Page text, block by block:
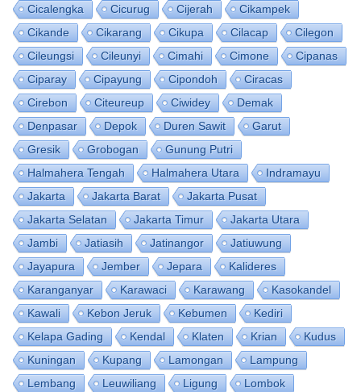
Cicalengka
Cicurug Cijerah
Cikampek
Cikande
Cikarang Cikupa Cilacap
Cilegon
Cileungsi
Cileunyi Cimahi Cimone
Cipanas
Ciparay
Cipayung Cipondoh
Ciracas
Cirebon
Citeureup Ciwidey
Demak
Denpasar
Depok Duren Sawit
Garut
Gresik
Grobogan
Gunung Putri
Halmahera Tengah
Halmahera Utara
Indramayu
Jakarta
Jakarta Barat
Jakarta Pusat
Jakarta Selatan
Jakarta Timur
Jakarta Utara
Jambi
Jatiasih Jatinangor
Jatiuwung
Jayapura
Jember Jepara
Kalideres
Karanganyar
Karawaci Karawang
Kasokandel
Kawali
Kebon Jeruk Kebumen
Kediri
Kelapa Gading
Kendal Klaten Krian
Kudus
Kuningan
Kupang Lamongan
Lampung
Lembang
Leuwiliang Ligung
Lombok